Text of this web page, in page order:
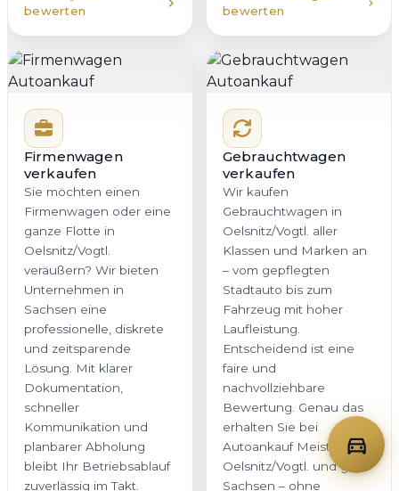
bewerten
bewerten
Firmenwagen
verkaufen
Sie möchten einen
Firmenwagen oder eine
ganze Flotte in
Oelsnitz/Vogtl.
veräußern? Wir bieten
Unternehmen in
Sachsen eine
professionelle, diskrete
und zeitsparende
Lösung. Mit klarer
Dokumentation,
schneller
Kommunikation und
planbarer Abholung
bleibt Ihr Betriebsablauf
zuverlässig im Takt.
Gebrauchtwagen
verkaufen
Wir kaufen
Gebrauchtwagen in
Oelsnitz/Vogtl. aller
Klassen und Marken an
– vom gepflegten
Stadtauto bis zum
Fahrzeug mit hoher
Laufleistung.
Entscheidend ist eine
faire und
nachvollziehbare
Bewertung. Genau das
erhalten Sie bei
Autoankauf Meister für
Oelsnitz/Vogtl. und ganz
Sachsen – ohne